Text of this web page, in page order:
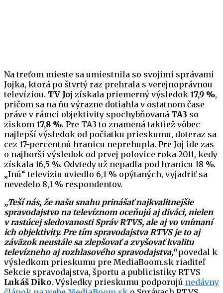
Na treťom mieste sa umiestnila so svojimi správami
Jojka, ktorá po štvrtý raz prehrala s verejnoprávnou
televíziou. TV Joj získala priemerný výsledok 17,9 %,
pričom sa na ňu výrazne dotiahla v ostatnom čase
práve v rámci objektivity spochybňovaná TA3 so
ziskom 17,8 %. Pre TA3 to znamená taktiež vôbec
najlepší výsledok od počiatku prieskumu, doteraz sa
cez 17-percentnú hranicu neprehupla. Pre Joj ide zas
o najhorší výsledok od prvej polovice roka 2011, kedy
získala 16,5 %. Odvtedy už nepadla pod hranicu 18 %.
„Inú“ televíziu uviedlo 6,1 % opýtaných, vyjadriť sa
nevedelo 8,1 % respondentov.
„Teší nás, že našu snahu prinášať najkvalitnejšie
spravodajstvo na televíznom oceňujú aj diváci, nielen
v rastúcej sledovanosti Správ RTVS, ale aj vo vnímaní
ich objektivity. Pre tím spravodajstva RTVS je to aj
záväzok neustále sa zlepšovať a zvyšovať kvalitu
televízneho aj rozhlasového spravodajstva,“povedal k
výsledkom prieskumu pre MediaBoom.sk riaditeľ
Sekcie spravodajstva, športu a publicistiky RTVS
Lukáš Diko. Výsledky prieskumu podporujú nedávny